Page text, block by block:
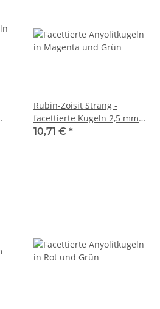
Rubin-Zoisit Strang -
facettierte Kugeln 2,5 mm
grün magenta schwarz, 39
10,71 € *